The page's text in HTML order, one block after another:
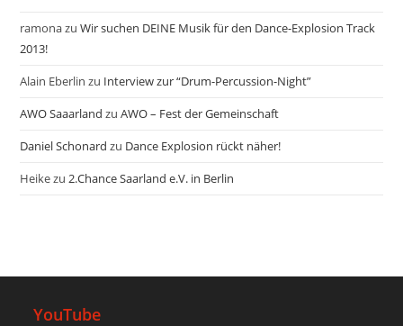
ramonazuWir suchen DEINE Musik für den Dance-Explosion Track
2013!
Alain Eberlin zu Interview zur “Drum-Percussion-Night”
AWO Saaarland zuAWO – Fest der Gemeinschaft
Daniel Schonard zu Dance Explosion rückt näher!
Heikezu2.Chance Saarland e.V. in Berlin
YouTube